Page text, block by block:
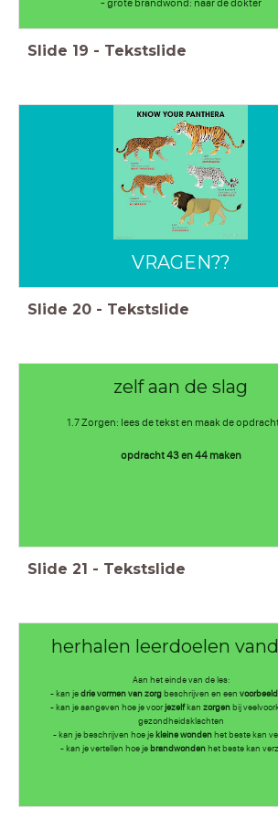
Slide 19 - Tekstslide
VRAGEN??
Slide 20 - Tekstslide
zelf aan de slag
1.7 Zorgen: lees de tekst en maak de
opdracht 43 en 44 maken
Slide 21 - Tekstslide
herhalen leerdoelen
Aan het einde van de les:
- kan jedrie vormen van zorgbeschrijven en een voorbeeld
- kan je aangeven hoe je voorjezelfkan zorgenbij
gezondheidsklachten
- kan je beschrijven hoe je kleine wondenhet beste kan
- kan je vertellen hoe je brandwondenhet beste kan